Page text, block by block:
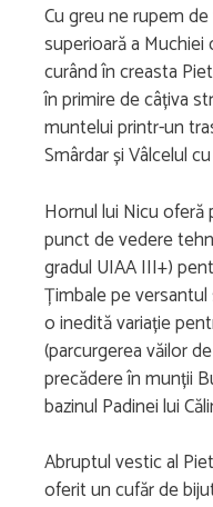
Cu greu ne rupem
superioară a
curând în creasta
în primire de câțiva
muntelui printr-un
Smârdar și Vâlcelul
Hornul lui Nicu oferă
punct de vedere
gradul UIAA III+)
Țimbale pe
o inedită variație
(parcurgerea văilor
precădere în munții
bazinul Padinei lui
Abruptul vestic al
oferit un cufăr de